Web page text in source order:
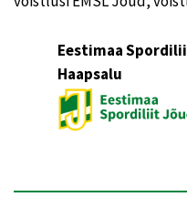
Eestimaa
Haapsalu